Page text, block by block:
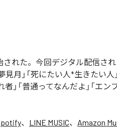
された。今回デジタル配信さ
見月」「死にたい人*生きたい人
者」「普通ってなんだよ」「エ
、 LINE MUSIC、 Amazon